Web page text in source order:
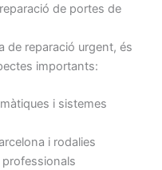
de portes de
de reparació urgent, és
importants:
i sistemes
i rodalies